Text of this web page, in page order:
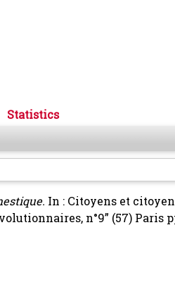
Statistics
In : Citoyens et
n°9” (57) Paris